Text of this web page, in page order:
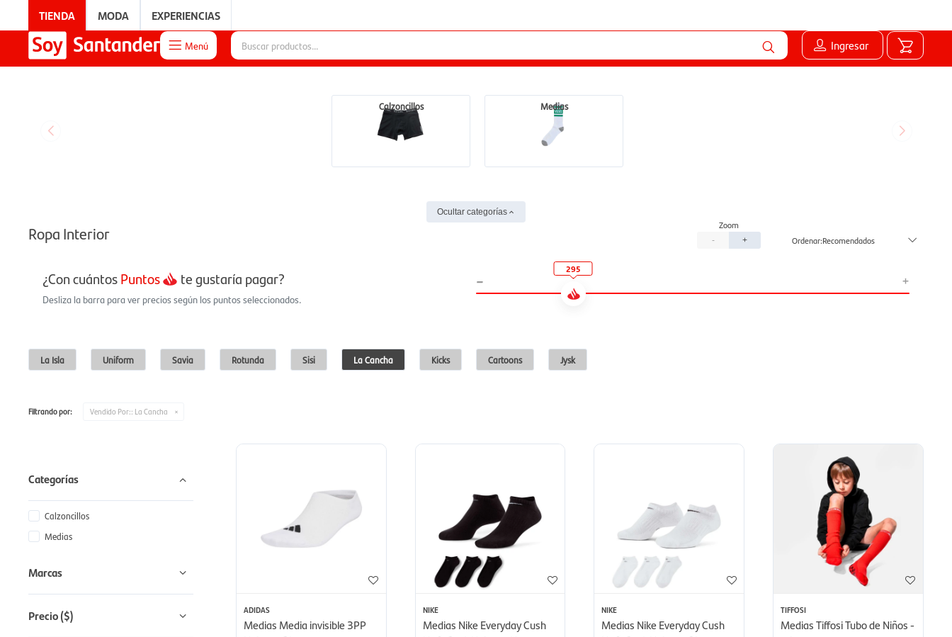
TIENDA MODA EXPERIENCIAS
 Menú Ingresar
Calzoncillos Medias
Ocultar categorías
Ropa Interior - + Recomendados
¿Con cuántosPuntos te gustaría pagar?
Desliza la barra para ver precios según los puntos seleccionados.
- +
295
La Isla Uniform Savia Rotunda Sisi La Cancha Kicks Cartoons Jysk
Filtrando por: Vendido Por:: La Cancha
ADIDAS
Medias Media invisible 3PP
NIKE
Medias Nike Everyday Cush
NIKE
Medias Nike Everyday Cush
TIFFOSI
Medias Tiffosi Tubo de Niños -
Categorías
Calzoncillos
Medias
Marcas
Precio($)